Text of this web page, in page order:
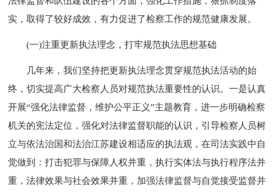
实，取得了较好成效，有力促进了检察工作的规范健康发展。
(一)注重更新执法理念，打牢规范执法思想基础
几年来，我们坚持把更新执法理念贯穿规范执法活动的始
终，切实提高广大检察人员对规范执法重要性的认识。一是认真
开展“强化法律监督，维护公平正义”主题教育，进一步明确检察
机关的宪法定位，强化对法律监督职能的认识，引导检察人员树
立与依法治国和法治江苏建设相适应的执法观，在司法实践中自
觉做到：打击犯罪与保障人权并重，执行实体法与执行程序法并
重，法律效果与社会效果并重，加强法律监督与自觉接受监督并